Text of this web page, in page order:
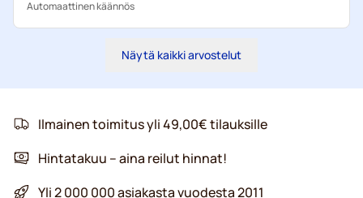
Automaattinen käännös
Näytä kaikki arvostelut
Ilmainen toimitus yli 49,00€ tilauksille
Hintatakuu – aina reilut hinnat!
Yli 2 000 000 asiakasta vuodesta 2011